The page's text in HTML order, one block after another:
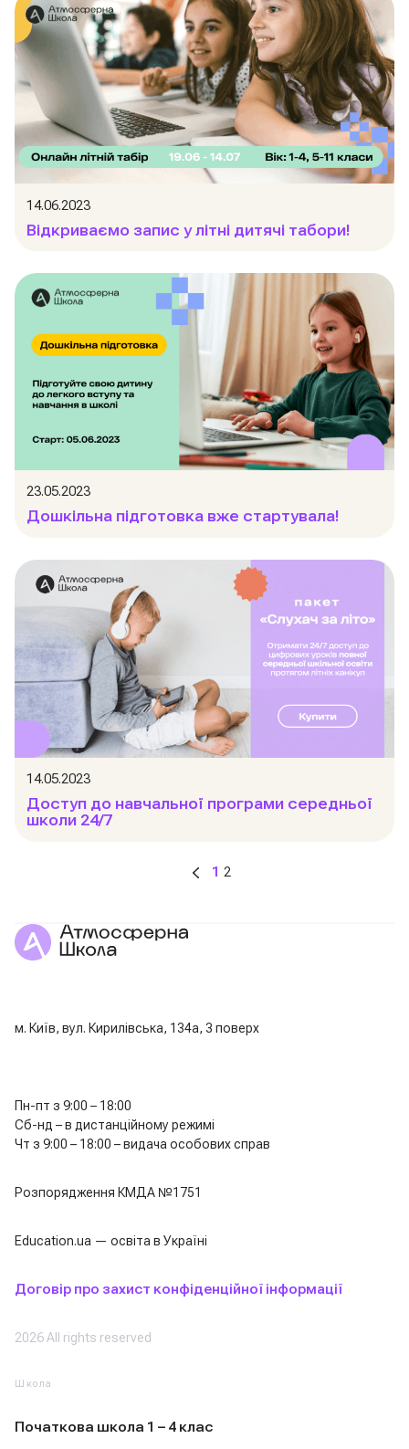
14.06.2023
Відкриваємо запис у літні дитячі табори!
23.05.2023
Дошкільна підготовка вже стартувала!
14.05.2023
Доступ до навчальної програми середньої
школи 24/7
1 2
м. Київ, вул. Кирилівська, 134а, 3 поверх
Пн-пт з 9:00 – 18:00
Сб-нд – в дистанційному режимі
Чт з 9:00 – 18:00 – видача особових справ
Розпорядження КМДА №1751
Education.ua — освіта в Україні
Договір про захист конфіденційної інформації
2026 All rights reserved
Школа
Початкова школа 1 – 4 клас